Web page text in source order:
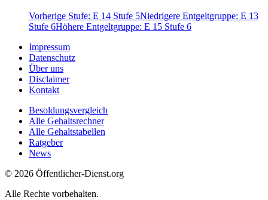
Vorherige Stufe: E 14 Stufe 5Niedrigere Entgeltgruppe: E 13
Stufe 6Höhere Entgeltgruppe: E 15 Stufe 6
Impressum
Datenschutz
Über uns
Disclaimer
Kontakt
Besoldungsvergleich
Alle Gehaltsrechner
Alle Gehaltstabellen
Ratgeber
News
© 2026 Öffentlicher-Dienst.org
Alle Rechte vorbehalten.